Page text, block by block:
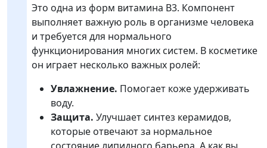
Это одна из форм витамина В3. Компонент
выполняет важную роль в организме человека
и требуется для нормального
функционирования многих систем. В косметике
он играет несколько важных ролей:
Увлажнение. Помогает коже удерживать
воду.
Защита. Улучшает синтез керамидов,
которые отвечают за нормальное